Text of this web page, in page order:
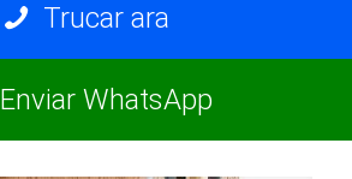
Trucar ara
Enviar WhatsApp